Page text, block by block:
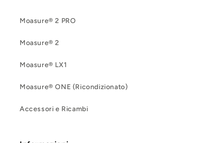
Moasure® 2 PRO
Moasure® 2
Moasure® LX1
Moasure® ONE (Ricondizionato)
Accessori e Ricambi